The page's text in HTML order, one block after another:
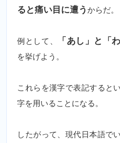
ると痛い目に遭うからだ。
例として、 「あし」と「
を挙げよう。
これらを漢字で表記すると
字を用いることになる。
したがって、現代日本語で